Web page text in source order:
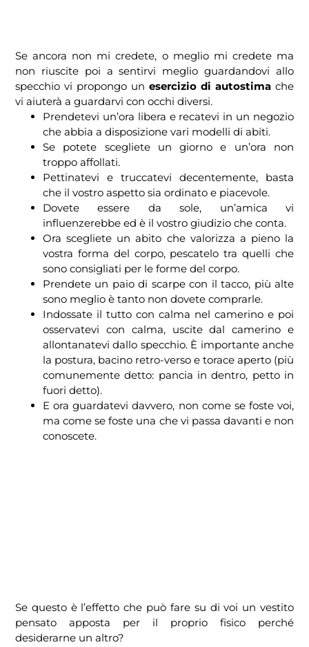
Se ancora non mi credete, o meglio mi credete ma
non riuscite poi a sentirvi meglio guardandovi allo
specchio vi propongo un esercizio di autostima che
vi aiuterà a guardarvi con occhi diversi.
Prendetevi un’ora libera e recatevi in un negozio
che abbia a disposizione vari modelli di abiti.
Se potete scegliete un giorno e un’ora non
troppo affollati.
Pettinatevi e truccatevi decentemente, basta
che il vostro aspetto sia ordinato e piacevole.
Dovete essere da sole, un’amica vi
influenzerebbe ed è il vostro giudizio che conta.
Ora scegliete un abito che valorizza a pieno la
vostra forma del corpo, pescatelo tra quelli che
sono consigliati per le forme del corpo.
Prendete un paio di scarpe con il tacco, più alte
sono meglio è tanto non dovete comprarle.
Indossate il tutto con calma nel camerino e poi
osservatevi con calma, uscite dal camerino e
allontanatevi dallo specchio. È importante anche
la postura, bacino retro-verso e torace aperto (più
comunemente detto: pancia in dentro, petto in
fuori detto).
E ora guardatevi davvero, non come se foste voi,
ma come se foste una che vi passa davanti e non
conoscete.
Se questo è l’effetto che può fare su di voi un vestito
pensato apposta per il proprio fisico perché
desiderarne un altro?